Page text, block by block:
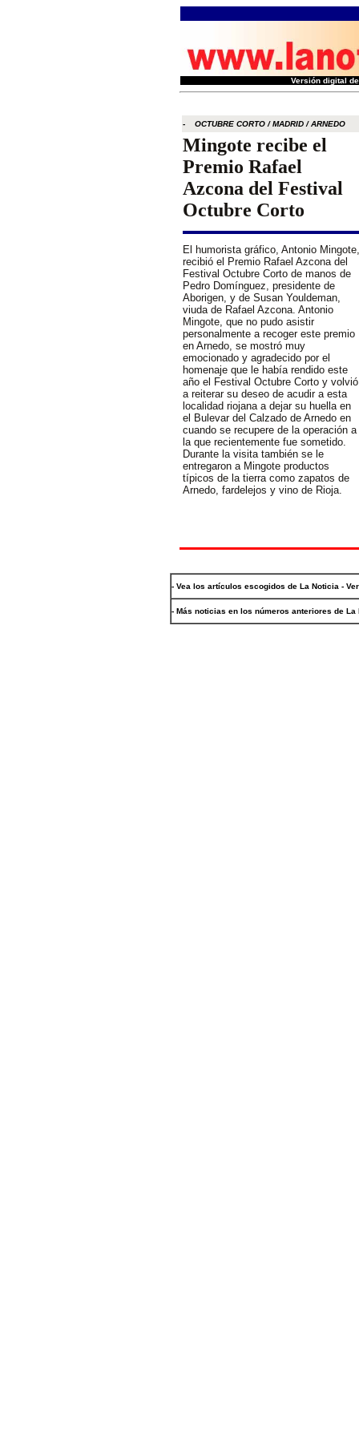
Versión digital
- OCTUBRE CORTO / MADRID / ARNEDO
Mingote recibe el
Premio Rafael
Azcona del Festival
Octubre Corto
El humorista gráfico, Antonio Mingote,
recibió el Premio Rafael Azcona del
Festival Octubre Corto de manos de
Pedro Domínguez, presidente de
Aborigen, y de Susan Youldeman,
viuda de Rafael Azcona. Antonio
Mingote, que no pudo asistir
personalmente a recoger este premio
en Arnedo, se mostró muy
emocionado y agradecido por el
homenaje que le había rendido este
año el Festival Octubre Corto y volvió
a reiterar su deseo de acudir a esta
localidad riojana a dejar su huella en
el Bulevar del Calzado de Arnedo en
cuando se recupere de la operación a
la que recientemente fue sometido.
Durante la visita también se le
entregaron a Mingote productos
típicos de la tierra como zapatos de
Arnedo, fardelejos y vino de Rioja.
- Vea los artículos escogidos de La Noticia -
- Más noticias en los números anteriores de La